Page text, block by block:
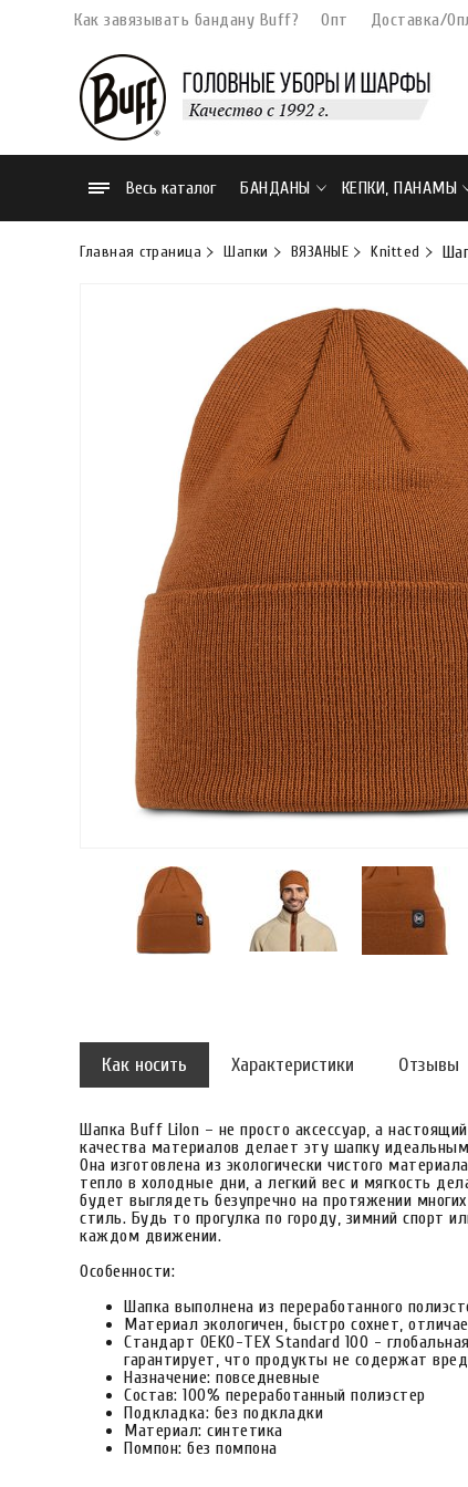
Как завязывать бандану Buff? Опт Доставка/
Весь каталог БАНДАНЫ КЕПКИ, ПАНАМЫ
Главная страница Шапки ВЯЗАНЫЕ Knitted
Как носить Характеристики Отзывы
Шапка Buff Lilon – не просто аксессуар, а
качества материалов делает эту шапку
Она изготовлена из экологически чистого
тепло в холодные дни, а легкий вес и мягкость
будет выглядеть безупречно на протяжении
стиль. Будь то прогулка по городу, зимний
каждом движении.
Особенности:
Шапка выполнена из переработанного
Материал экологичен, быстро сохнет,
Стандарт OEKO-TEX Standard 100 -
гарантирует, что продукты не содержат
Назначение: повседневные
Состав: 100% переработанный полиэстер
Подкладка: без подкладки
Материал: синтетика
Помпон: без помпона